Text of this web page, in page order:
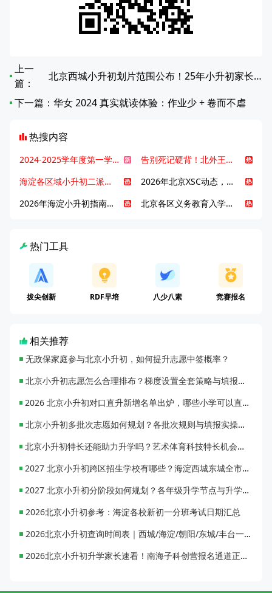
上一
篇：
北京西城小升初划片范围公布！25年小升初家长注意查收
下一篇： 华女 2024 真实就读体验：作业少 + 卷而不虐
热搜内容
2024-2025学年度第一学期北京各区期末考试真题试卷汇总
告别死记硬背！北外王牌精读词汇课，帮孩子突破英语词汇难关
海淀各区域小升初二派全攻略合集！区域一至五志愿填报、升学策略详解
2026年北京XSC动态，持续更新中ing...
2026年海淀小升初指南，一文了解招生政策要点
北京各区义务教育入学咨询电话汇总，25年小升初家长提前收藏
热门工具
拔尖创新 RDF早培 八少八素 竞赛报名
相关推荐
无政保家庭参与北京小升初，如何提升志愿中签概率？
北京小升初志愿怎么合理排布？梯度设置全套策略与填报避坑指南
2026 北京小升初对口直升新增名单出炉，哪些小学可以直升优质初中？
北京小升初多批次志愿如何规划？各批次规则与填报实操指南
北京小升初特长还能助力升学吗？艺术体育科技特长机会与误区全面解析
2027 北京小升初跨区招生学校有哪些？海淀西城东城全市招生校完整汇总
2027 北京小升初分阶段如何规划？各年级升学节点与升学通道全梳理
2026北京小升初参考：海淀各校新初一分班考试日期汇总
2026北京小升初查询时间表｜西城/海淀/朝阳/东城/丰台一键对照
2026北京小升初升学家长速看！南海子科创营报名通道正式开启